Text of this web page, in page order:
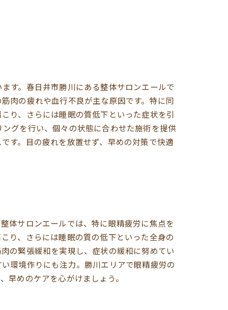
す。春日井市勝川にある整体サロンエールで
肉の疲れや血行不良が主な原因です。特に同
り、さらには睡眠の質低下といった症状を引
グを行い、個々の状態に合わせた施術を提供
す。目の疲れを放置せず、早めの対策で快適
体サロンエールでは、特に眼精疲労に焦点を
り、さらには睡眠の質の低下といった全身の
の緊張緩和を実現し、症状の緩和に努めてい
環境作りにも注力。勝川エリアで眼精疲労の
早めのケアを心がけましょう。